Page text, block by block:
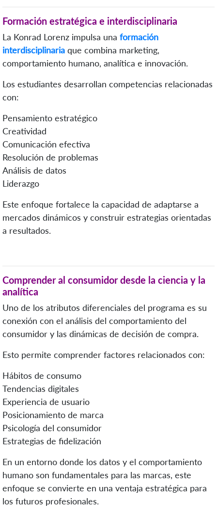
Formación estratégica e interdisciplinaria
La Konrad Lorenz impulsa una formación
interdisciplinaria que combina marketing,
comportamiento humano, analítica e innovación.
Los estudiantes desarrollan competencias relacionadas
con:
Pensamiento estratégico
Creatividad
Comunicación efectiva
Resolución de problemas
Análisis de datos
Liderazgo
Este enfoque fortalece la capacidad de adaptarse a
mercados dinámicos y construir estrategias orientadas
a resultados.
Comprender al consumidor desde la ciencia y la
analítica
Uno de los atributos diferenciales del programa es su
conexión con el análisis del comportamiento del
consumidor y las dinámicas de decisión de compra.
Esto permite comprender factores relacionados con:
Hábitos de consumo
Tendencias digitales
Experiencia de usuario
Posicionamiento de marca
Psicología del consumidor
Estrategias de fidelización
En un entorno donde los datos y el comportamiento
humano son fundamentales para las marcas, este
enfoque se convierte en una ventaja estratégica para
los futuros profesionales.